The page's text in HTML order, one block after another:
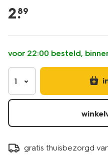
cadeau/versiering/
accessoires/discoletter-
10x9x10cm-
14250283.html
2.
89
voor 22:00 besteld,
1
gratis thuisbezorgd